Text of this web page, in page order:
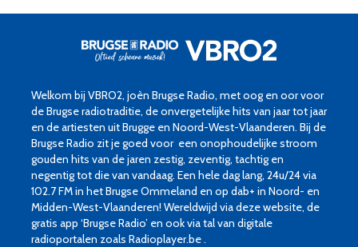
Welkom bij VBRO2, joèn Brugse Radio, met oog en oor voor
de Brugse radiotraditie, de onvergetelijke hits van jaar tot jaar
en de artiesten uit Brugge en Noord-West-Vlaanderen. Bij de
Brugse Radio zit je goed voor een onophoudelijke stroom
gouden hits van de jaren zestig, zeventig, tachtig en
negentig tot die van vandaag. Een hele dag lang, 24u/24 via
102.7 FM in het Brugse Ommeland en op dab+ in Noord- en
Midden-West-Vlaanderen! Wereldwijd via deze website, de
gratis app ‘Brugse Radio’ en ook via tal van digitale
radioportalen zoals Radioplayer.be .